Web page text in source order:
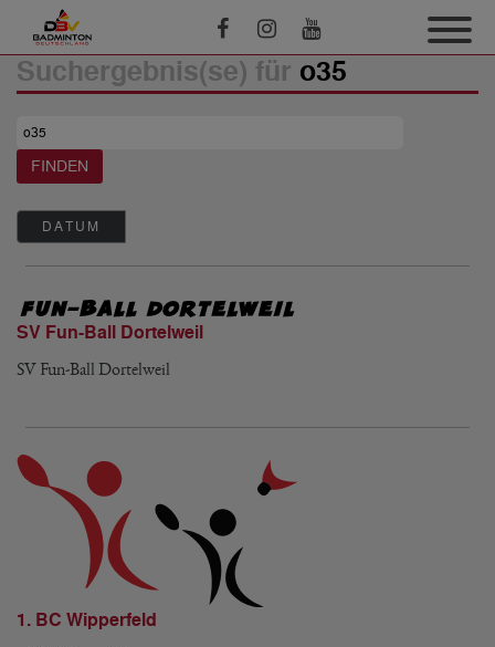
Suchergebnis(se) für o35
DATUM
SV Fun-Ball Dortelweil
SV Fun-Ball Dortelweil
1. BC Wipperfeld